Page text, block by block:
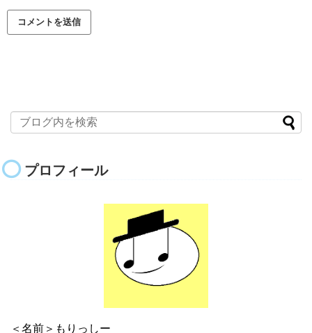
プロフィール
＜名前＞もりっしー